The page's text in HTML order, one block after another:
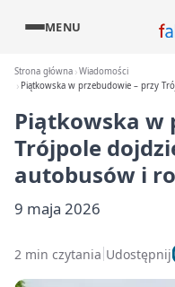
MENU
Strona główna Wiadomości
Piątkowska w przebudowie – przy
Piątkowska w
Trójpole
autobusów i
9 maja 2026
2 min czytania Udostępnij